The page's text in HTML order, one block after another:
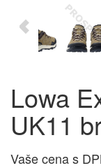
Lowa
UK11
Vaše cena s